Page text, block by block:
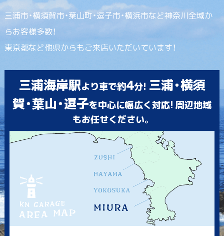
三浦市・横須賀市・葉山町・逗子市・横浜市など神奈川全域か
らお客様多数！
東京都など他県からもご来店いただいています！
三浦海岸駅より車で約4分! 三浦・横須
賀・葉山・逗子を中心に幅広く対応! 周辺地域
もお任せください。